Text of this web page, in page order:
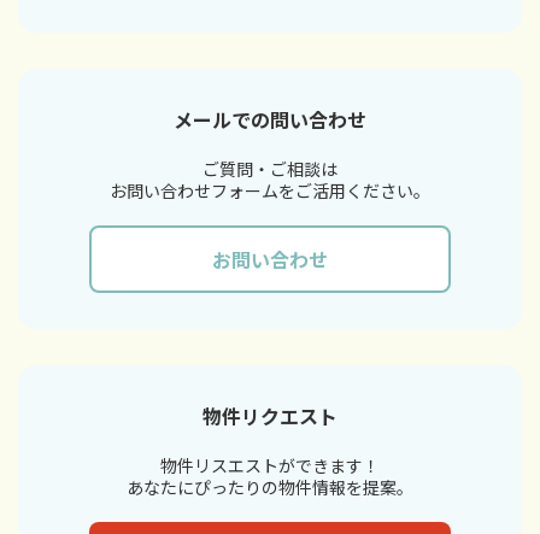
メールでの問い合わせ
ご質問・ご相談は
お問い合わせフォームをご活用ください。
お問い合わせ
物件リクエスト
物件リスエストができます！
あなたにぴったりの物件情報を提案。